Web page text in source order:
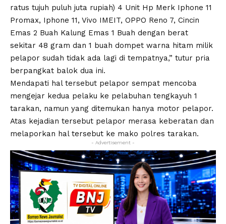
ratus tujuh puluh juta rupiah) 4 Unit Hp Merk Iphone 11
Promax, Iphone 11, Vivo IMEIT, OPPO Reno 7, Cincin
Emas 2 Buah Kalung Emas 1 Buah dengan berat
sekitar 48 gram dan 1 buah dompet warna hitam milik
pelapor sudah tidak ada lagi di tempatnya,” tutur pria
berpangkat balok dua ini.
Mendapati hal tersebut pelapor sempat mencoba
mengejar kedua pelaku ke pelabuhan tengkayuh 1
tarakan, namun yang ditemukan hanya motor pelapor.
Atas kejadian tersebut pelapor merasa keberatan dan
melaporkan hal tersebut ke mako polres tarakan.
- Advertisement -